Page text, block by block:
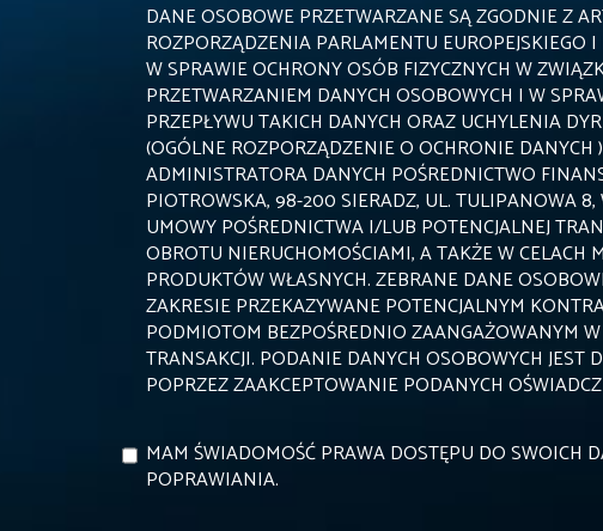
DANE OSOBOWE PRZETWARZANE SĄ ZGODNIE Z
ROZPORZĄDZENIA PARLAMENTU EUROPEJSKIEGO
W SPRAWIE OCHRONY OSÓB FIZYCZNYCH W
PRZETWARZANIEM DANYCH OSOBOWYCH I W
PRZEPŁYWU TAKICH DANYCH ORAZ UCHYLENIA
(OGÓLNE ROZPORZĄDZENIE O OCHRONIE DANYCH
ADMINISTRATORA DANYCH POŚREDNICTWO
PIOTROWSKA, 98-200 SIERADZ, UL. TULIPANOWA 8,
UMOWY POŚREDNICTWA I/LUB POTENCJALNEJ
OBROTU NIERUCHOMOŚCIAMI, A TAKŻE W CELACH
PRODUKTÓW WŁASNYCH. ZEBRANE DANE
ZAKRESIE PRZEKAZYWANE POTENCJALNYM
PODMIOTOM BEZPOŚREDNIO ZAANGAŻOWANYM W
TRANSAKCJI. PODANIE DANYCH OSOBOWYCH JEST
POPRZEZ ZAAKCEPTOWANIE PODANYCH
MAM ŚWIADOMOŚĆ PRAWA DOSTĘPU DO SWOICH
POPRAWIANIA.